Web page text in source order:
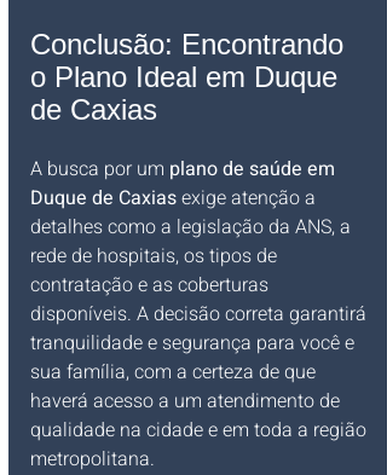
Conclusão: Encontrando
o Plano Ideal em Duque
de Caxias
A busca por um plano de saúde em
Duque de Caxias exige atenção a
detalhes como a legislação da ANS, a
rede de hospitais, os tipos de
contratação e as coberturas
disponíveis. A decisão correta garantirá
tranquilidade e segurança para você e
sua família, com a certeza de que
haverá acesso a um atendimento de
qualidade na cidade e em toda a região
metropolitana.